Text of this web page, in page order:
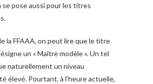
se pose aussi pour les titres
la FFAAA, on peut lire que le titre
un « Maître modèle ». Un tel
naturellement un niveau
élevé. Pourtant, à l’heure actuelle,